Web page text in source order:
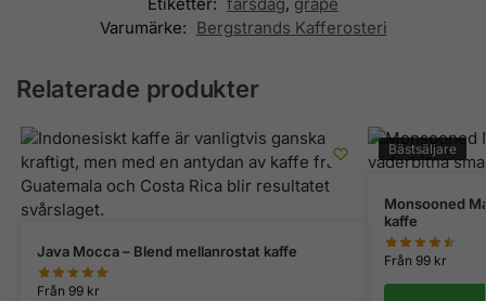
Etiketter: farsdag, grape
Varumärke: Bergstrands Kafferosteri
Relaterade produkter
Java Mocca – Blend mellanrostat kaffe
Från 99 kr
Bästsäljare
Monsooned
kaffe
Från 99 kr